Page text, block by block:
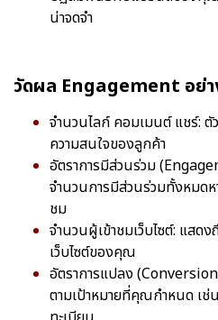
น่าจดจำ
วัดผล Engagement อย่า
จำนวนไลก์ คอมเมนต์ แชร์:
ความสนใจของลูกค้า
อัตราการมีส่วนร่วม
จำนวนการมีส่วนร่วมทั้งหมด
ชม
จำนวนผู้เข้าชมเว็บไซต์: แสด
เว็บไซต์ของคุณ
อัตราการแปลง
ตามเป้าหมายที่คุณกำหนด เช่